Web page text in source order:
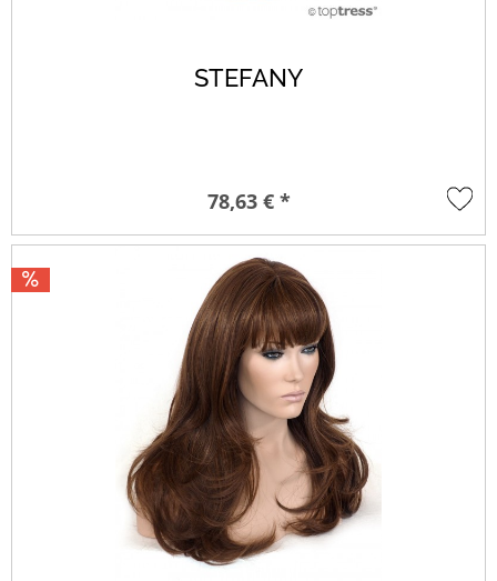
STEFANY
78,63 € *